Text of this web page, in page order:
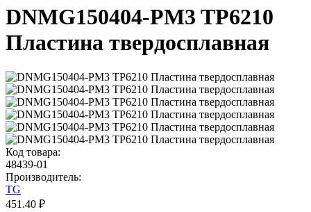
DNMG150404-PM3 TP6210
Пластина твердосплавная
Код товара:
48439-01
Производитель:
TG
451.40 ₽